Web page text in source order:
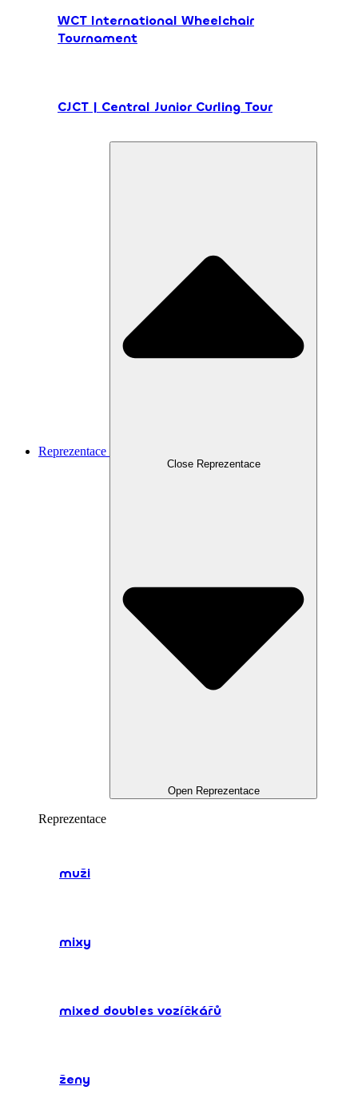
WCT International Wheelchair
Tournament
CJCT | Central Junior Curling Tour
Reprezentace
Close Reprezentace
Open Reprezentace
Reprezentace
muži
mixy
mixed doubles vozíčkářů
ženy